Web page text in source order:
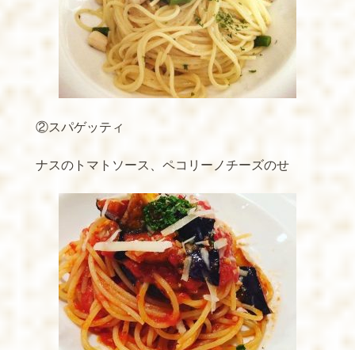
②スパゲッティ
ナスのトマトソース、ペコリーノチーズのせ